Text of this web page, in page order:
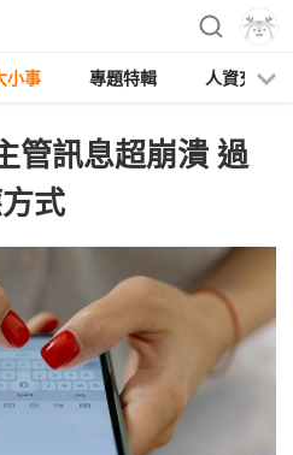
小事 專題特輯 人資充電
管訊息超崩潰 過
式